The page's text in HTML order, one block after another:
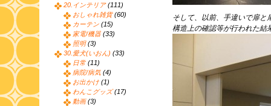
そして、以前、手違いで扉と
構造上の確認等が行われた結
20.インテリア(111)
おしゃれ雑貨(60)
カーテン (15)
家電/機器 (33)
照明(3)
30.愛犬(いおん) (33)
日常 (11)
病院/病気 (4)
お出かけ (1)
わんこグッズ(17)
動画(3)